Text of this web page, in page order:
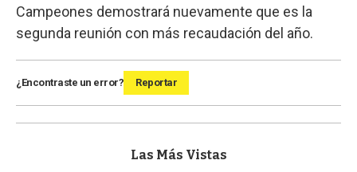
Campeones demostrará nuevamente que es la
segunda reunión con más recaudación del año.
¿Encontraste un error? Reportar
Las Más Vistas